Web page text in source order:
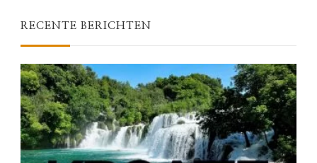
RECENTE BERICHTEN